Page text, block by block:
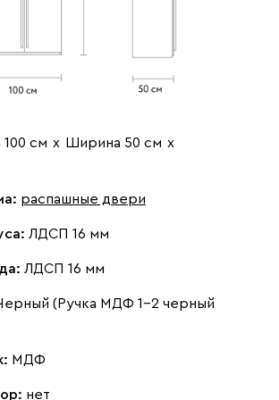
(Вариант 6 (50+50))
100 см х Ширина 50 см х
распашные двери
ЛДСП 16 мм
ЛДСП 16 мм
(Ручка МДФ 1-2 черный
МДФ
нет